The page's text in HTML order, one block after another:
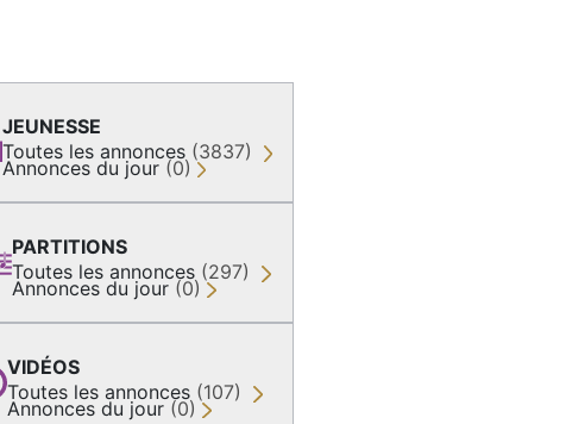
JEUNESSE
Toutes les annonces (3837)
Annonces du jour (0)
PARTITIONS
Toutes les annonces (297)
Annonces du jour (0)
VIDÉOS
Toutes les annonces (107)
Annonces du jour (0)